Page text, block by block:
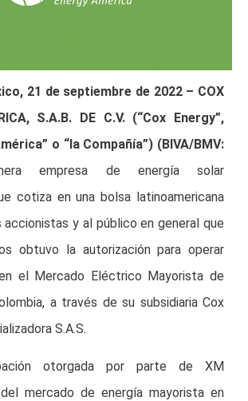
21 de septiembre de 2022 – COX
S.A.B. DE C.V. (“Cox Energy”,
o “la Compañía”) (BIVA/BMV:
empresa de energía solar
cotiza en una bolsa latinoamericana
accionistas y al público en general que
obtuvo la autorización para operar
el Mercado Eléctrico Mayorista de
a través de su subsidiaria Cox
S.A.S.
otorgada por parte de XM
mercado de energía mayorista en